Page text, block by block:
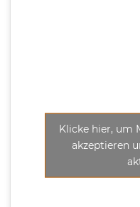
Klicke hier, um
akzeptieren